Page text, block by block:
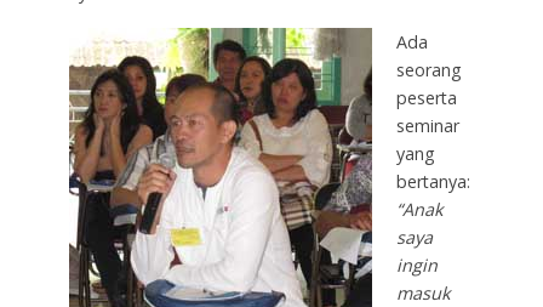
Ada
seorang
peserta
seminar
yang
bertanya:
“Anak
saya
ingin
masuk